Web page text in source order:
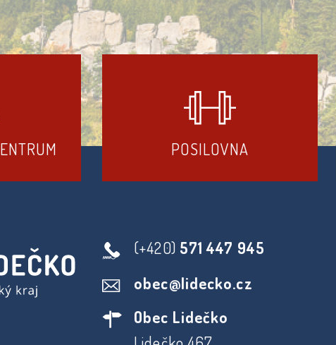
POSILOVNA
(+420) 571 447 945
obec@lidecko.cz
Obec Lidečko